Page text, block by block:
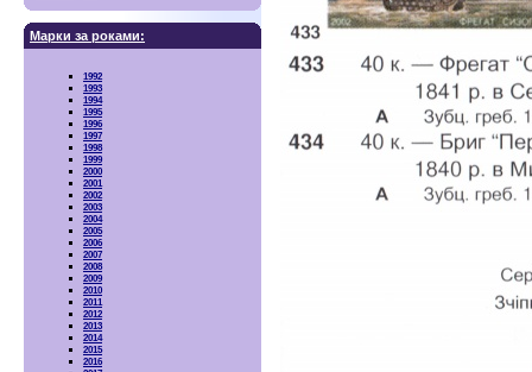
Марки за роками:
1992
1993
1994
1995
1996
1997
1998
1999
2000
2001
2002
2003
2004
2005
2006
2007
2008
2009
2010
2011
2012
2013
2014
2015
2016